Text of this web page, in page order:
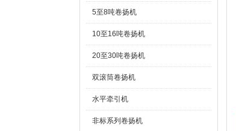
5至8吨卷扬机
10至16吨卷扬机
20至30吨卷扬机
双滚筒卷扬机
水平牵引机
非标系列卷扬机